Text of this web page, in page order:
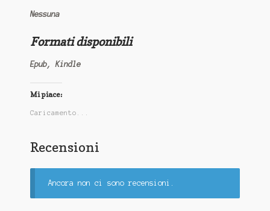
Nessuna
Formati disponibili
Epub, Kindle
Mi piace:
Caricamento...
Recensioni
Ancora non ci sono recensioni.